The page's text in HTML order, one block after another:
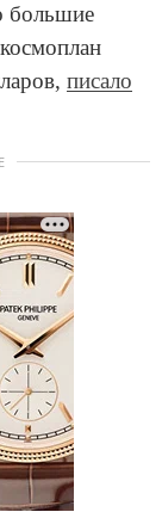
большие
писало